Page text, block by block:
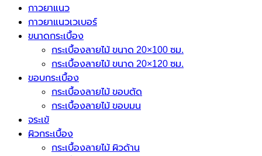
กาวยาแนว
กาวยาแนวเวเบอร์
ขนาดกระเบื้อง
กระเบื้องลายไม้ ขนาด 20×100 ซม.
กระเบื้องลายไม้ ขนาด 20×120 ซม.
ขอบกระเบื้อง
กระเบื้องลายไม้ ขอบตัด
กระเบื้องลายไม้ ขอบมน
จระเข้
ผิวกระเบื้อง
กระเบื้องลายไม้ ผิวด้าน